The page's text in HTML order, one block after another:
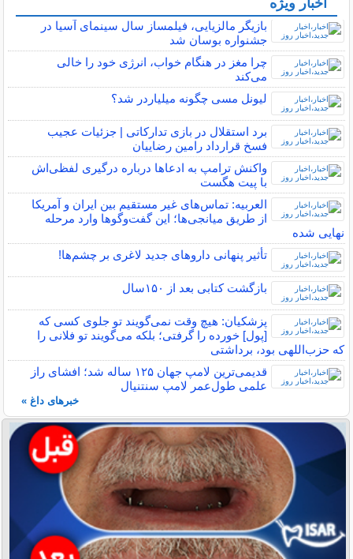
اخبار ویژه
پربیننده های خبر
بازیگر مالزیایی، فیلمساز سال سینمای آسیا در
جشنواره بوسان شد
چرا مغز در هنگام خواب، انرژی خود را خالی
می‌کند
لیونل مسی چگونه میلیاردر شد؟
برد استقلال در بازی تدارکاتی | جزئیات عجیب
فسخ قرارداد رامین رضاییان
واکنش ترامپ به ادعاها درباره درگیری لفظی‌اش
با پیت هگست
العربیه: تماس‌های غیر مستقیم بین ایران و آمریکا
از طریق میانجی‌ها؛ این گفت‌و‌گو‌ها وارد مرحله
نهایی شده
تأثیر پنهانی داروهای جدید لاغری بر چشم‌ها!
بازگشت کتابی بعد از ۱۵۰سال
پزشکیان: هیچ وقت نمی‌گویند تو جلوی کسی که
[پول] خورده را گرفتی؛ بلکه می‌گویند تو فلانی را
که حزب‌اللهی بود، برداشتی
قدیمی‌ترین لامپ جهان ۱۲۵ ساله شد؛ افشای راز
علمی طول‌عمر لامپ سنتنیال
خبرهای داغ »